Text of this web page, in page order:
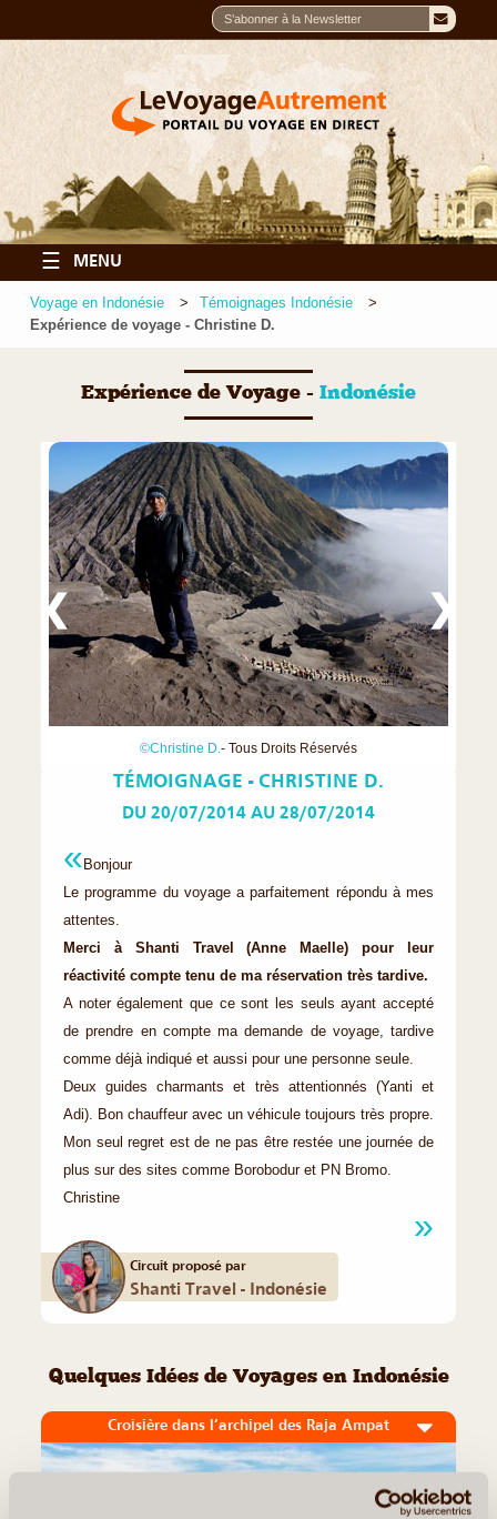
☰ MENU
Voyage en Indonésie
Témoignages Indonésie
Expérience de voyage - Christine D.
Expérience de Voyage - Indonésie
©Christine D.- Tous Droits Réservés
❮ ❯
TÉMOIGNAGE - CHRISTINE D.
DU 20/07/2014 AU 28/07/2014
Bonjour
Le programme du voyage a parfaitement répondu à mes
attentes.
Merci à Shanti Travel (Anne Maelle) pour leur
réactivité compte tenu de ma réservation très tardive.
A noter également que ce sont les seuls ayant accepté
de prendre en compte ma demande de voyage, tardive
comme déjà indiqué et aussi pour une personne seule.
Deux guides charmants et très attentionnés (Yanti et
Adi). Bon chauffeur avec un véhicule toujours très propre.
Mon seul regret est de ne pas être restée une journée de
plus sur des sites comme Borobodur et PN Bromo.
Christine
Circuit proposé par
Shanti Travel - Indonésie
Quelques Idées de Voyages en Indonésie
Croisière dans l’archipel des Raja Ampat